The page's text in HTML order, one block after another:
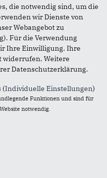
Kandidat zur
Rendsburg-
diesem starken...
die notwendig sind, um die
wir Dienste von
Webangebot zu
Für die Verwendung
Ihre Einwilligung. Ihre
widerrufen. Weitere
Datenschutzerklärung.
(Individuelle Einstellungen)
Funktionen und sind für
notwendig.